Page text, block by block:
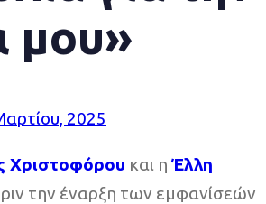
μου»
2025
Χριστοφόρου και ηΈλλη
την έναρξη των εμφανίσεών